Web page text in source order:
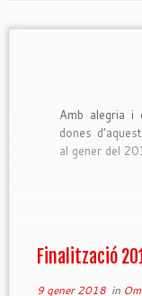
Amb alegria i
dones
al gener del
Finalització
9 gener 2018in